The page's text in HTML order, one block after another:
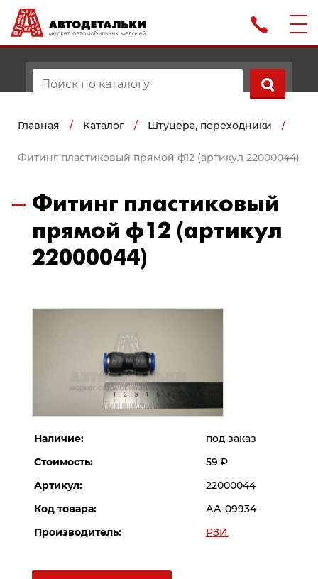
Главная / Каталог / Штуцера, переходники /
Фитинг пластиковый прямой ф12 (артикул 22000044)
Фитинг пластиковый
прямой ф12 (артикул
22000044)
Наличие:
под заказ
Стоимость:
59 Р
Артикул:
22000044
Код товара:
АА-09934
Производитель:
РЗИ